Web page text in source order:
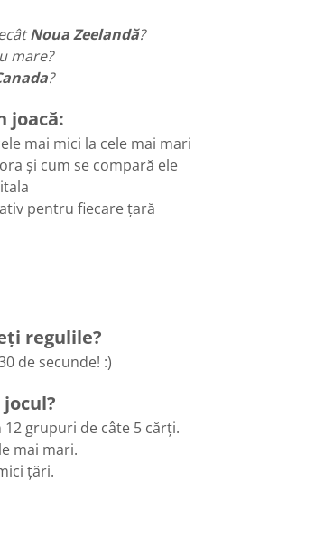
Noua Zeelandă?
mare?
?
joacă:
mai mici la cele mai mari
și cum se compară ele
pentru fiecare țară
regulile?
de secunde! :)
grupuri de câte 5 cărți.
mai mari.
țări.